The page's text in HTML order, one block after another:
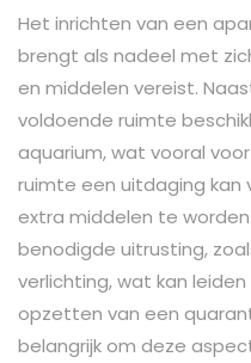
Het inrichten van een
brengt als nadeel met
en middelen vereist.
voldoende ruimte
aquarium, wat vooral
ruimte een uitdaging kan
extra middelen te
benodigde uitrusting,
verlichting, wat kan
opzetten van een
belangrijk om deze